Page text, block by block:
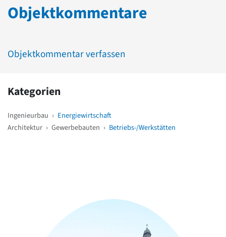
Objektkommentare
Objektkommentar verfassen
Kategorien
Ingenieurbau › Energiewirtschaft
Architektur › Gewerbebauten › Betriebs-/Werkstätten